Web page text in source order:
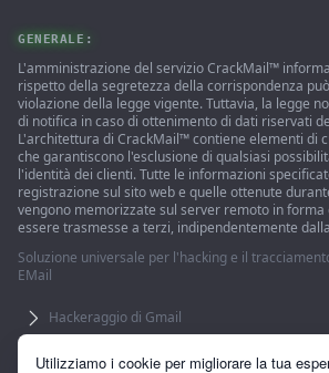
GENERALE:
L'amministrazione del servizio CrackMail™
rispetto della segretezza della corrispondenza
violazione della legge vigente. Tuttavia, la legge
di notifica in caso di ottenimento di dati riservati
L'architettura di CrackMail™ contiene elementi di
che garantiscono l'esclusione di qualsiasi
l'identità dei clienti. Tutte le informazioni
registrazione sul sito web e quelle ottenute
vengono memorizzate sul server remoto in forma
essere trasmesse a terzi, indipendentemente
Soluzione universale per l'hacking e il
EMail
Hackeraggio di Gmail
L'utilizzo del sito implica l'accettazione
Utilizziamo i cookie per migliorare la tua